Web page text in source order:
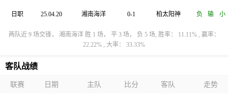
日职 25.04.20 湘南海洋 0-1 柏太阳神 负 输 小
两队近 9 场交锋， 湘南海洋 胜 1 场， 平 3 场， 负 5 场, 胜率： 11.11% , 赢率：
22.22% , 大率： 33.33%
客队战绩
联赛 日期 主队 比分 客队 走势